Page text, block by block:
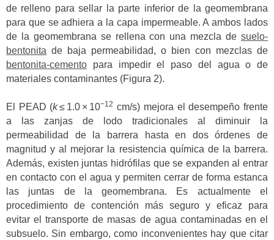
de relleno para sellar la parte inferior de la geomembrana
para que se adhiera a la capa impermeable. A ambos lados
de la geomembrana se rellena con una mezcla de suelo-
bentonita de baja permeabilidad, o bien con mezclas de
bentonita-cemento para impedir el paso del agua o de
materiales contaminantes (Figura 2).
El PEAD (k≤ 1.0 × 10−12 cm/s) mejora el desempeño frente
a las zanjas de lodo tradicionales al diminuir la
permeabilidad de la barrera hasta en dos órdenes de
magnitud y al mejorar la resistencia química de la barrera.
Además, existen juntas hidrófilas que se expanden al entrar
en contacto con el agua y permiten cerrar de forma estanca
las juntas de la geomembrana. Es actualmente el
procedimiento de contención más seguro y eficaz para
evitar el transporte de masas de agua contaminadas en el
subsuelo. Sin embargo, como inconvenientes hay que citar